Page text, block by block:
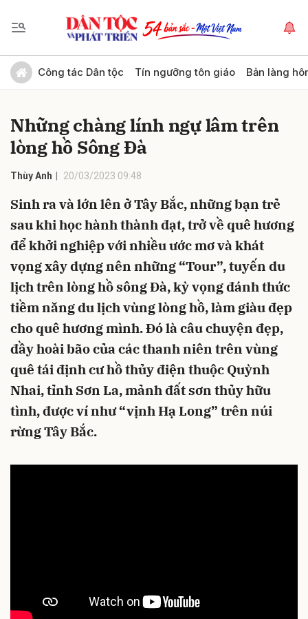
Công tác Dân tộc Tín ngưỡng tôn giáo Bản làng
Những chàng lính ngự lâm trên
lòng hồ Sông Đà
Thùy Anh 20/03/2023 09:48
Sinh ra và lớn lên ở Tây Bắc, những bạn trẻ
sau khi học hành thành đạt, trở về quê hương
để khởi nghiệp với nhiều ước mơ và khát
vọng xây dựng nên những “Tour”, tuyến du
lịch trên lòng hồ sông Đà, kỳ vọng đánh thức
tiềm năng du lịch vùng lòng hồ, làm giàu đẹp
cho quê hương mình. Đó là câu chuyện đẹp,
đầy hoài bão của các thanh niên trên vùng
quê tái định cư hồ thủy điện thuộc Quỳnh
Nhai, tỉnh Sơn La, mảnh đất sơn thủy hữu
tình, được ví như “vịnh Hạ Long” trên núi
rừng Tây Bắc.
Gửi bình luận
Hủy Gửi